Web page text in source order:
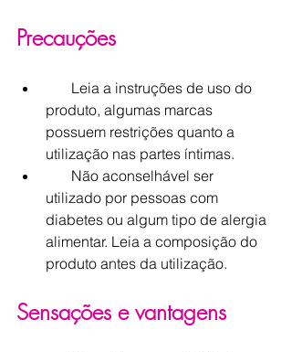
Precauções
produto, algumas marcas
possuem restrições quanto a
utilização nas partes íntimas.
utilizado por pessoas com
diabetes ou algum tipo de alergia
alimentar. Leia a composição do
produto antes da utilização.
Sensações e vantagens